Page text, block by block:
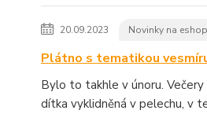
20.09.2023 Novinky na
Plátno s tematikou
Bylo to takhle v únoru. Večery
dítka vyklidněná v pelechu, v